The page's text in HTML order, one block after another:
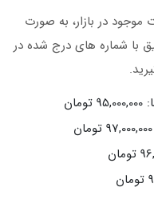
در بازار، به‌ صورت
با شماره‌ های درج‌ شده در